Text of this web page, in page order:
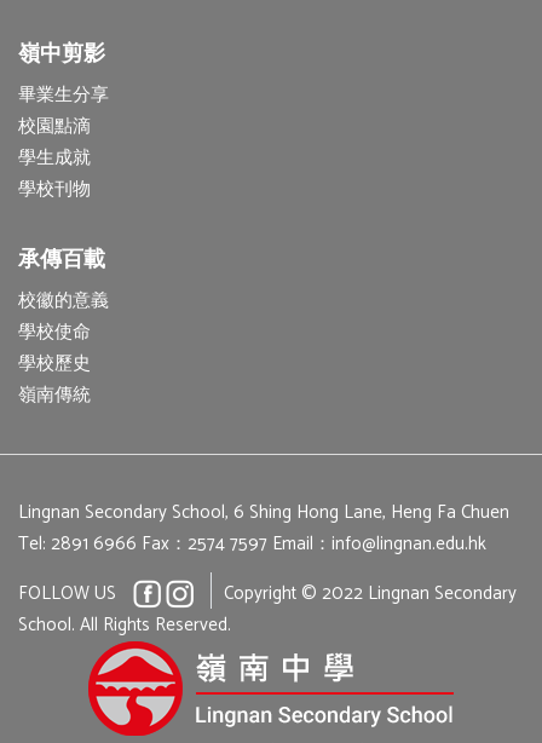
嶺中剪影
畢業生分享
校園點滴
學生成就
學校刊物
承傳百載
校徽的意義
學校使命
學校歷史
嶺南傳統
Lingnan Secondary School, 6 Shing Hong Lane, Heng Fa Chuen
Tel: 2891 6966 Fax：2574 7597 Email： info@lingnan.edu.hk
FOLLOW US
Copyright © 2022 Lingnan Secondary
School. All Rights Reserved.